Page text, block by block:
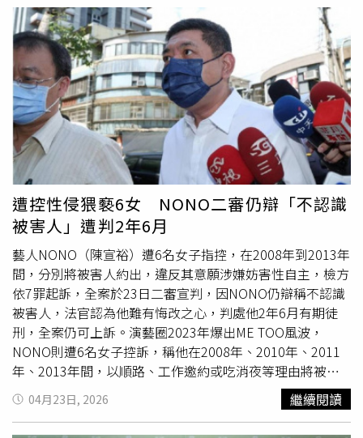
在旁恐有生命危險，兄弟姊妹商量後，從2024年3月開始透
過仲介申請看護。而申請過程一波三折，仲介多次以各種理
由更換人選，最終在同年6月美娜才入境，美娜入國門後先
去高雄接受3天的訓練，6月3日抵達阿玲家，原以為她能成
為母親的照顧幫手，沒想到她竟是不定時炸彈。阿玲說，美
娜一進家門便開始咳嗽，詢問後發現美娜感冒，阿玲擔心支
氣管脆弱的母親被傳染，選擇請假在家照顧媽媽並示範給美
娜看，還自費帶著她就醫，剛來的前幾天根本沒讓美娜動
手，她只需戴著口罩在旁觀摩，雇主的好意卻讓美娜得寸進
尺。菲籍看護美娜（化名）遭控虐待雇主家老人，還將來台
灣工作當成旅遊，根本無心於照顧工作。（圖／翻攝當事人
臉書）眼見美娜感冒痊癒，阿玲開始要求美娜照顧母親，美
娜則一改起初乖巧聽話的態度，開始要求獨立套房、免費生
活用品和免費Wi-Fi，對老人的態度也逐漸惡劣、消極怠工。
「我媽媽剛洗完澡頭髮是濕的，衣服才穿一半，她說了一句
『Sorry』就消失了。」阿玲透露，美娜一天得洗5、6次
澡，雇主提醒洗完澡後要清潔浴室地板泡沫避免滑倒，美娜
卻臉色大變，開始摔蓮蓬頭發洩怒氣，甚至將剛洗完澡的老
太太丟在房間便去洗澡沖涼，留下母親與自己面面相覷，她
只能接手後續的照顧工作，美娜的離譜行徑更不僅於此。
「我體諒她剛到台灣需要跟家人報平安，她卻在我媽媽房間
講電話到半夜，導致媽媽根本睡不著。」阿玲說，媽媽睡前
遭控性侵猥褻6女 NONO二審仍辯「不認識
被害人」遭判2年6月
藝人NONO（陳宣裕）遭6名女子指控，在2008年到2013年
間，分別將被害人約出，違反其意願涉嫌妨害性自主，檢方
依7罪起訴，全案於23日二審宣判，因NONO仍辯稱不認識
被害人，法官認為他難有悔改之心，判處他2年6月有期徒
刑，全案仍可上訴。演藝圈2023年爆出ME TOO風波，
NONO則遭6名女子控訴，稱他在2008年、2010年、2011
年、2013年間，以順路、工作邀約或吃消夜等理由將被害
人約出，並在住處、飯店和車上對被害人伸出魔爪，涉嫌妨
害性自主，檢方依3次強制性交、2次強制性交未遂、2次強
制猥褻等罪將他起訴。一審法官認為，NONO透過綜藝節目
04月23日, 2026 繼續閱讀